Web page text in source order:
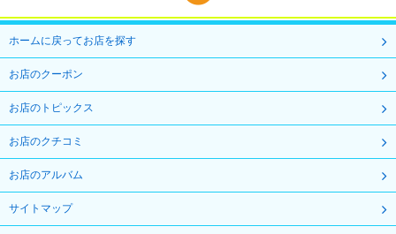
ホームに戻ってお店を探す
お店のクーポン
お店のトピックス
お店のクチコミ
お店のアルバム
サイトマップ